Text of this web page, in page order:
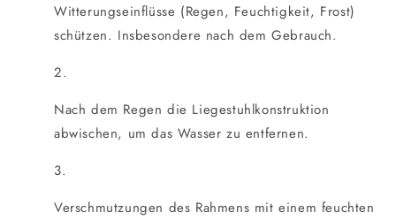
Witterungseinflüsse (Regen, Feuchtigkeit, Frost)
schützen. Insbesondere nach dem Gebrauch.
Nach dem Regen die Liegestuhlkonstruktion
abwischen, um das Wasser zu entfernen.
Verschmutzungen des Rahmens mit einem feuchten